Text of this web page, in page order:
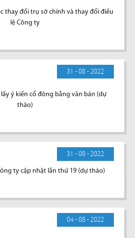
thay đổi trụ sở chính và thay đổi điều
lệ Công ty
31 - 08 - 2022
ý kiến cổ đông bằng văn bản (dự
thảo)
31 - 08 - 2022
ty cập nhật lần thứ 19 (dự thảo)
04 - 08 - 2022